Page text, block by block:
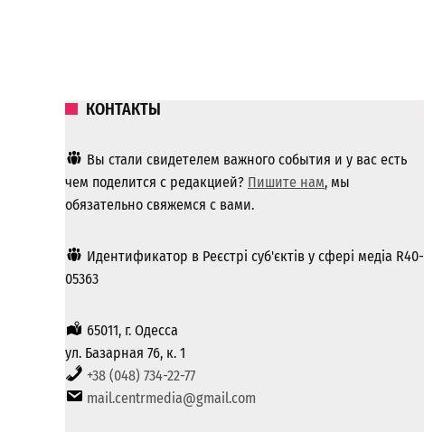
КОНТАКТЫ
Вы стали свидетелем важного события и у вас есть
чем поделится с редакцией? Пишите нам, мы
обязательно свяжемся с вами.
Идентификатор в Реєстрі суб'єктів у сфері медіа R40-
05363
65011, г. Одесса
ул. Базарная 76, к. 1
+38 (048) 734-22-77
mail.centrmedia@gmail.com